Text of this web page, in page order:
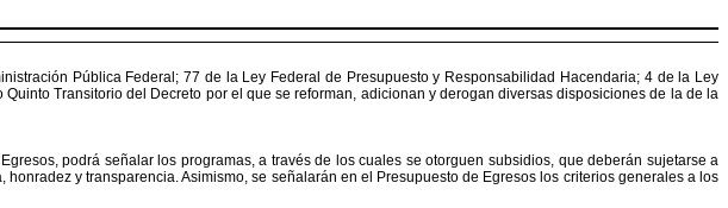
Pública Federal; 77 de la Ley Federal de Presupuesto y Responsabilidad Hacendaria; 4 de la Ley
Transitorio del Decreto por el que se reforman, adicionan y derogan diversas disposiciones de la de la
podrá señalar los programas, a través de los cuales se otorguen subsidios, que deberán sujetarse a
y transparencia. Asimismo, se señalarán en el
Presupuesto de Egresos los criterios generales a los